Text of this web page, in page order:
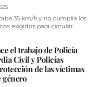
35 km/h y no cumplía los
exigidos para circular
el trabajo de Policía
Civil y Policías
de las víctimas
género